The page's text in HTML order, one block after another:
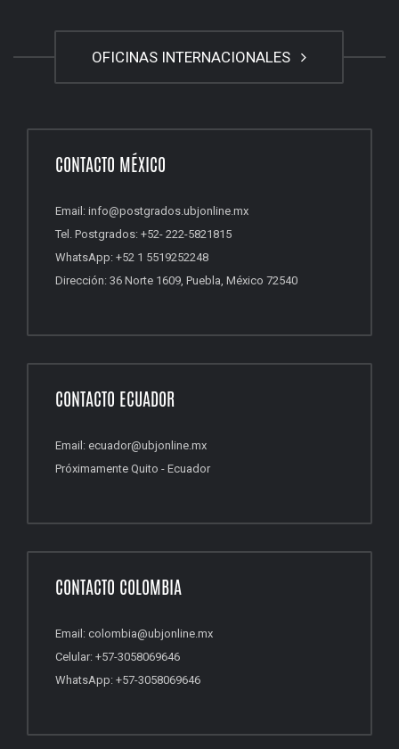
OFICINAS INTERNACIONALES
CONTACTO MÉXICO
Email: info@postgrados.ubjonline.mx
Tel. Postgrados: +52- 222-5821815
WhatsApp: +52 1 5519252248
Dirección: 36 Norte 1609, Puebla, México 72540
CONTACTO ECUADOR
Email: ecuador@ubjonline.mx
Próximamente Quito - Ecuador
CONTACTO COLOMBIA
Email: colombia@ubjonline.mx
Celular: +57-3058069646
WhatsApp: +57-3058069646